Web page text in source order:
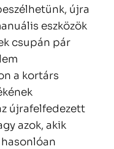
újra
eszközök
csupán pár
a kortárs
újrafelfedezett
azok, akik